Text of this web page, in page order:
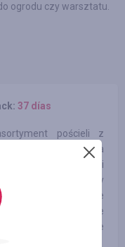
ogrodu czy warsztatu.
37 días
pościeli z
materiałów dla
tekstylia domowe i
wnętrza. Niezbędny
pracę – noże
ceramiczne, ulubione
brytfanny i drobne
obejdzie.